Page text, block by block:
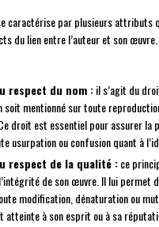
caractérise par plusieurs attributs
du lien entre l’auteur et son
respect du nom :il s’agit du
soit mentionné sur toute
droit est essentiel pour assurer la
usurpation ou confusion quant à
respect de la qualité :ce
de son œuvre. Il lui permet
modification, dénaturation ou
atteinte à son esprit ou à sa